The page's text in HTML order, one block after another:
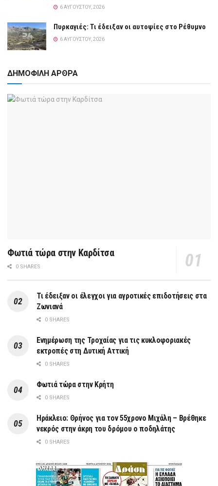
6 ΑΥΓΟΎΣΤΟΥ, 2026
Πυρκαγιές: Τι έδειξαν οι αυτοψίες στο Ρέθυμνο
6 ΑΥΓΟΎΣΤΟΥ, 2026
ΔΗΜΟΦΙΛΗ ΑΡΘΡΑ
Φωτιά τώρα στην Καρδίτσα
0 SHARES
Τι έδειξαν οι έλεγχοι για αγροτικές επιδοτήσεις στα
Ζωνιανά
0 SHARES
Ενημέρωση της Τροχαίας για τις κυκλοφοριακές
εκτροπές στη Δυτική Αττική
0 SHARES
Φωτιά τώρα στην Κρήτη
0 SHARES
Ηράκλειο: Θρήνος για τον 55χρονο Μιχάλη – Βρέθηκε
νεκρός στην άκρη του δρόμου ο ποδηλάτης
0 SHARES